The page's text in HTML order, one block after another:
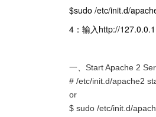
$sudo /etc/init.d/
4：输入http://
一、Start Apache 2
# /etc/init.d/apache2
or
$ sudo /etc/init.d/